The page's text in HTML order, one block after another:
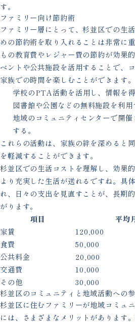
す。
ファミリー向け節約術
ファミリー層にとって、杉並区での生
めの節約術を取り入れることは非常に
もの教育費やレジャー費の節約が効果
ベントや公共施設を活用することで、
家族での時間を楽しむことができます。
学校のPTA活動を活用し、情報を得
図書館や公園などの無料施設を利用
地域のコミュニティセンターで開
する。
これらの活動は、家族の絆を深めると
を軽減することができます。
杉並区での生活コストを理解し、効果的
より充実した生活が送れるですね。具
れ、日々の支出を見直すことが、長期
がります。
項目
平均
家賃
120,000
食費
50,000
公共料金
20,000
交通費
10,000
その他
30,000
杉並区のコミュニティと地域活動への
杉並区に住むファミリーが地域コミュ
には、さまざまなメリットがあります